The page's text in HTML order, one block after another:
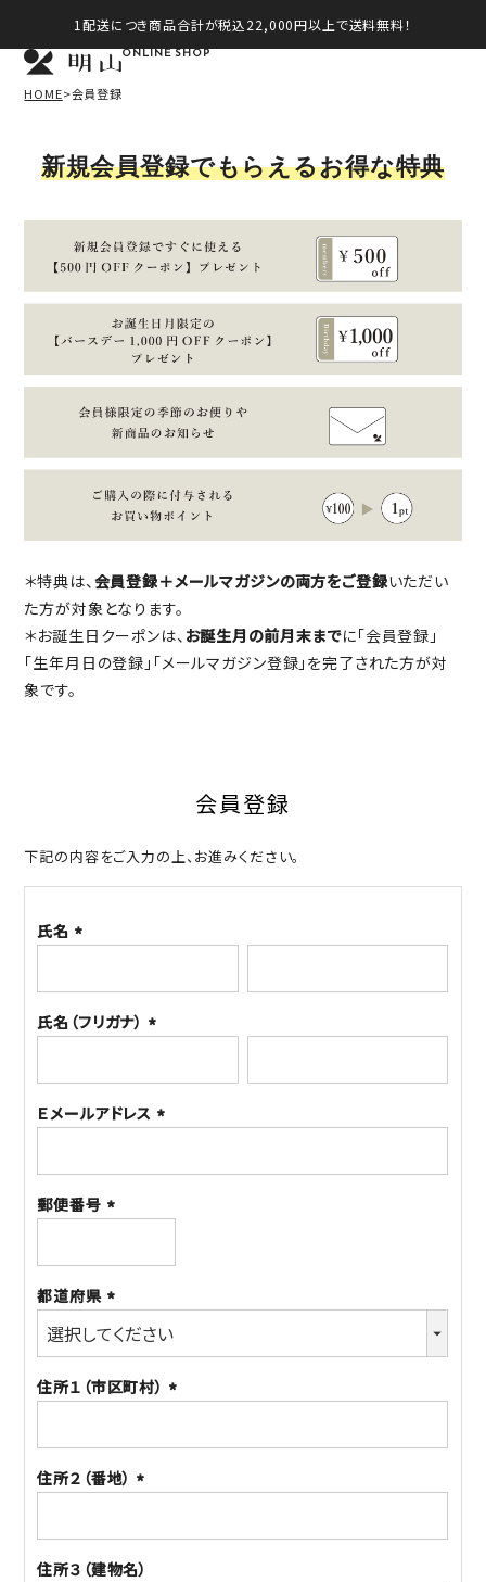
1配送につき商品合計が税込22,000円以上で送料無料！
ONLINE SHOP
HOME 会員登録
新規会員登録でもらえるお得な特典
＊特典は、会員登録＋メールマガジンの両方をご登録いただい
た方が対象となります。
＊お誕生日クーポンは、 お誕生月の前月末までに「会員登録」
「生年月日の登録」「メールマガジン登録」を完了された方が対
象です。
会員登録
下記の内容をご入力の上、お進みください。
氏名
須)
氏名（フリガナ）
須)
Ｅメールアドレス
須)
郵便番号
須)
都道府県
(必
須)
住所１（市区町村）
須)
住所２（番地）
須)
住所３（建物名）